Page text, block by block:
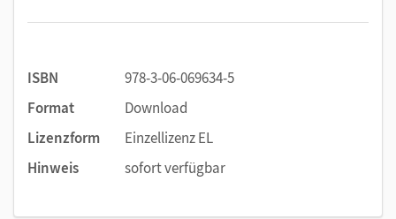
ISBN
978-3-06-069634-5
Format
Download
Lizenzform
Einzellizenz EL
Hinweis
sofort verfügbar